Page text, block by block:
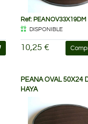
Ref: PEANOV33X19DM
DISPONIBLE
10,25 €
PEANA OVAL 50X24
HAYA